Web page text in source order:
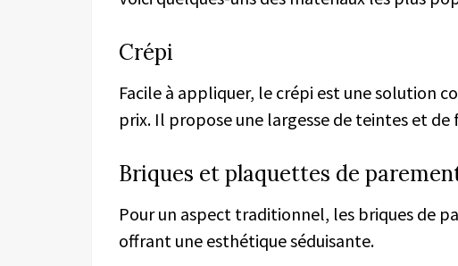
Crépi
Facile à appliquer, le crépi est une solution
prix. Il propose une largesse de teintes et de
Briques et plaquettes de
Pour un aspect traditionnel, les briques de
offrant une esthétique séduisante.